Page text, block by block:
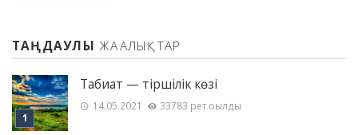
ТАҢДАУЛЫ ЖАҢАЛЫҚТАР
Табиғат — тіршілік көзі
14.05.2021 33783 рет оқылды